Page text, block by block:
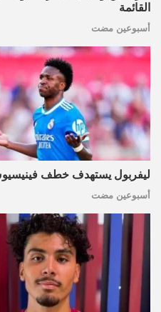
القائمة
أسبوعين مضت
ليفربول يستهدف خطف
أسبوعين مضت